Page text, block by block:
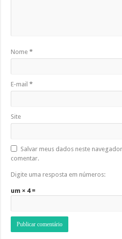
Nome*
E-mail*
Site
Salvar meus dados neste
comentar.
Digite uma resposta em números:
um × 4 =